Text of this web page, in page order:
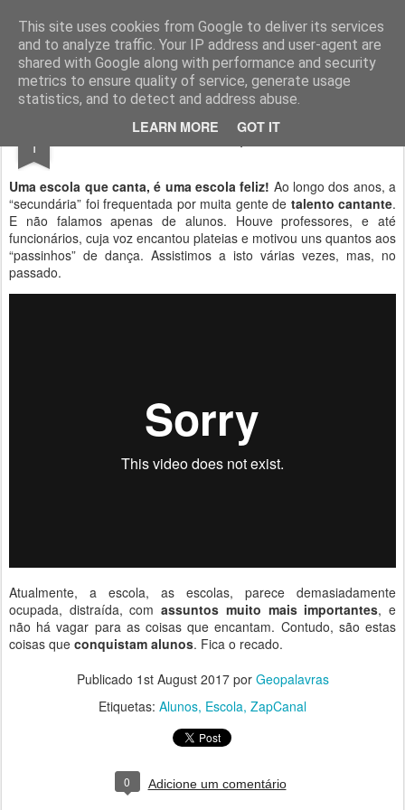
This site uses cookies from Google to deliver its services
and to analyze traffic. Your IP address and user-agent are
shared with Google along with performance and security
metrics to ensure quality of service, generate usage
statistics, and to detect and address abuse.
LEARN MORE GOT IT
Geopalavras
canal800 clique ZapCanal
1 Uma escola que canta!
Uma escola que canta, é uma escola feliz! Ao longo dos anos, a
“secundária” foi frequentada por muita gente de talento cantante.
E não falamos apenas de alunos. Houve professores, e até
funcionários, cuja voz encantou plateias e motivou uns quantos aos
“passinhos” de dança. Assistimos a isto várias vezes, mas, no
passado.
Atualmente, a escola, as escolas, parece demasiadamente
ocupada, distraída, comassuntos muito mais importantes, e
não há vagar para as coisas que encantam. Contudo, são estas
coisas que conquistam alunos. Fica o recado.
Publicado 1st August 2017por Geopalavras
Etiquetas: Alunos Escola ZapCanal
0 Adicione um comentário